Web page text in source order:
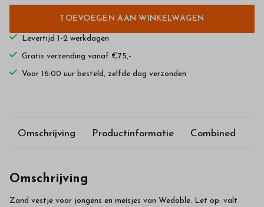
TOEVOEGEN AAN WINKELWAGEN
Levertijd 1-2 werkdagen
Gratis verzending vanaf €75,-
Voor 16:00 uur besteld, zelfde dag verzonden
Omschrijving Productinformatie Combined
Omschrijving
Zand vestje voor jongens en meisjes van Wedoble. Let op: valt